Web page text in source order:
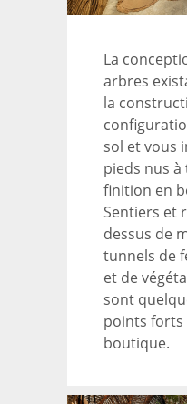
La
arbres
la
sol et vous
pieds nus
finition en
Sentiers et
dessus de
tunnels de
et de
sont
points forts
boutique.